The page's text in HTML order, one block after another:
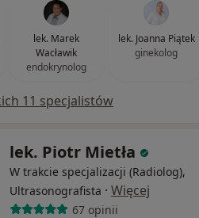
lek. Marek
Wacławik
endokrynolog
lek. Joanna Piątek
ginekolog
11 specjalistów
lek. Piotr Mietła
W trakcie specjalizacji (Radiolog),
Ultrasonografista · Więcej
67 opinii